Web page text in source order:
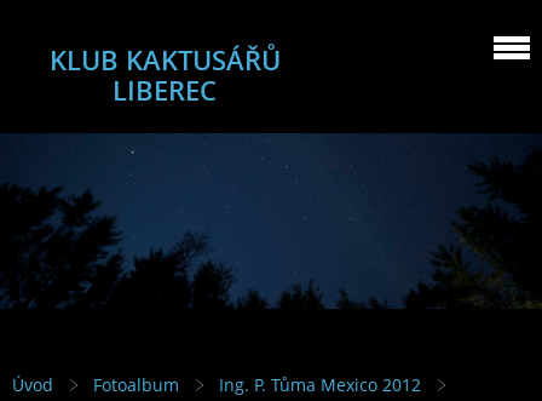
KLUB KAKTUSÁŘŮ
LIBEREC
Úvod Fotoalbum
Ing. P. Tůma Mexico 2012